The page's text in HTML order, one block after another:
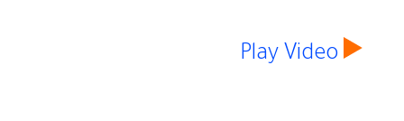
Play Video